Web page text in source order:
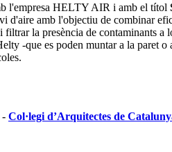
l'empresa HELTY AIR i amb el títol
amb l'objectiu de combinar
la presència de contaminants a
-que es poden muntar a la paret o
- Col·legi d’Arquitectes de